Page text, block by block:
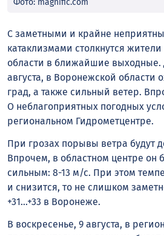
Фото: magnific.com
С заметными и крайне
катаклизмами столкнутся
области в ближайшие выходные.
августа, в Воронежской области
град, а также сильный ветер.
О неблагоприятных погодных
региональном Гидрометцентре.
При грозах порывы ветра будут
Впрочем, в областном центре он
сильным: 8-13 м/с. При этом
и снизится, то не слишком
+31…+33 в Воронеже.
В воскресенье, 9 августа, в